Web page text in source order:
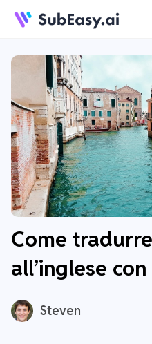
Come
all’inglese
Steven